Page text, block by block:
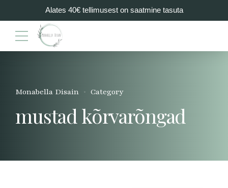
Alates 40€ tellimusest on saatmine tasuta
Monabella Disain Category
mustad kõrvarõngad